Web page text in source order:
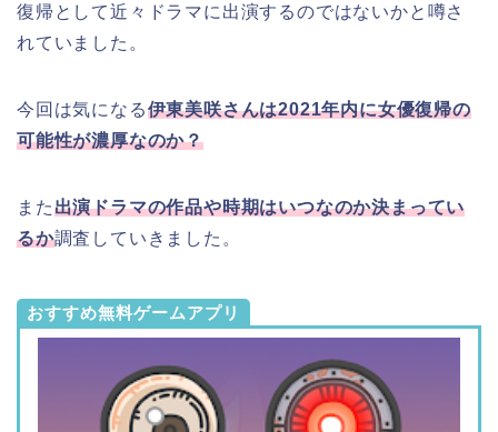
復帰として近々ドラマに出演するのではないかと噂さ
れていました。
今回は気になる伊東美咲さんは2021年内に女優復帰の
可能性が濃厚なのか？
また出演ドラマの作品や時期はいつなのか決まってい
るか調査していきました。
おすすめ無料ゲームアプリ